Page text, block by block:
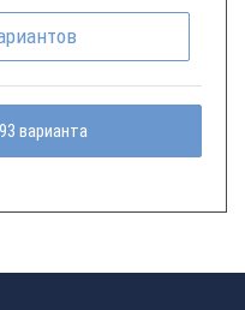
варианта